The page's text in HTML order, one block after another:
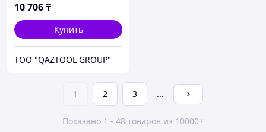
10 706₸
Купить
TOO "QAZTOOL GROUP"
1 2 3 ...
Показано 1 - 48 товаров из 10000+